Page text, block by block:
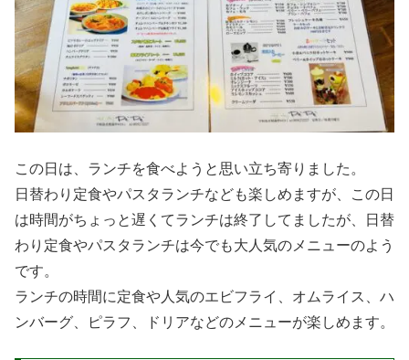
は訪問時点の内容です。最新の情報と異なる場合がありま
すので、お出かけの際は公式サイトや公式SNSにてご確
認ください。